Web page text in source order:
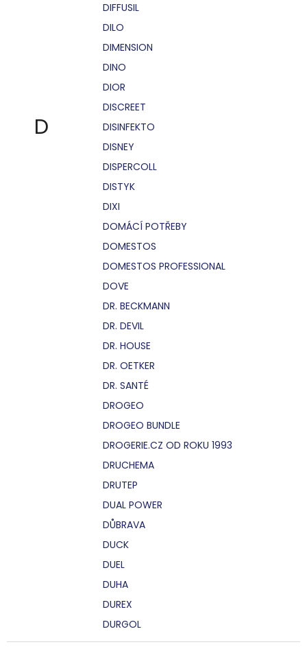
D
DIFFUSIL
DILO
DIMENSION
DINO
DIOR
DISCREET
DISINFEKTO
DISNEY
DISPERCOLL
DISTYK
DIXI
DOMÁCÍ POTŘEBY
DOMESTOS
DOMESTOS PROFESSIONAL
DOVE
DR. BECKMANN
DR. DEVIL
DR. HOUSE
DR. OETKER
DR. SANTÉ
DROGEO
DROGEO BUNDLE
DROGERIE.CZ OD ROKU 1993
DRUCHEMA
DRUTEP
DUAL POWER
DŮBRAVA
DUCK
DUEL
DUHA
DUREX
DURGOL